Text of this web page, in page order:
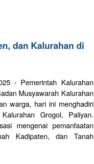
dan Kalurahan di
- Pemerintah Kalurahan
Musyawarah Kalurahan
warga, hari ini menghadiri
Grogol, Paliyan.
mengenai pemanfaatan
Kadipaten, dan Tanah